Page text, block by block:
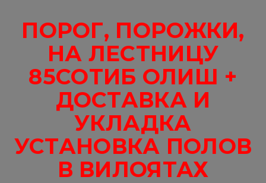
ПОРОГ, ПОРОЖКИ,
НА ЛЕСТНИЦУ
85СОТИБ ОЛИШ +
ДОСТАВКА И
УКЛАДКА
УСТАНОВКА ПОЛОВ
В ВИЛОЯТАХ